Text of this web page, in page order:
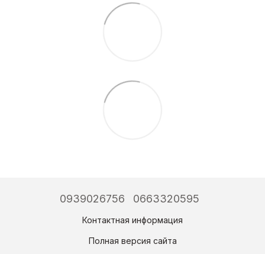
0939026756 0663320595
Контактная информация
Полная версия сайта